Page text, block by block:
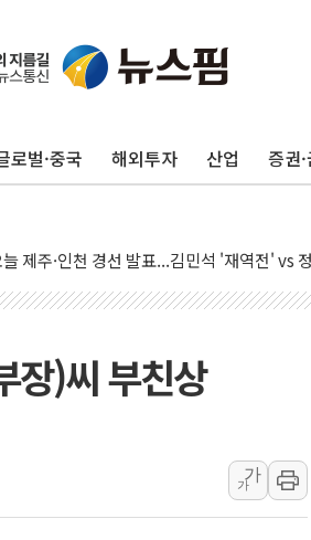
로벌·중국 해외투자 산업 증권
경북 울진 시간당 20~30mm 강한 비...가뭄
위·열대야 지속…내륙 곳곳 소나기
더위 지속…청주·진천 35도, 곳곳 소나기
사권 폐지·공소청 출범…피해자들 '범죄 사
제주·인천 경선 발표...김민석 '재역전' vs
용 쇼크에 금리 인상 우려 후퇴…S&P500
고용 예상 밖 부진에 연준 금리 인상 가
기세 꺾이나…고용 감소에 9월 동결 전망 우
람 수니파 3국, '공동방위협정' 체결… 이스
신·자폐증 행정명령 검토…"이르면 다음 주"
원, 백악관 무도회장 공사 중단 명령…트럼프
유 수출항 '하르그섬', 최근 1주일 이상 '올
장)씨 부친상
가
가